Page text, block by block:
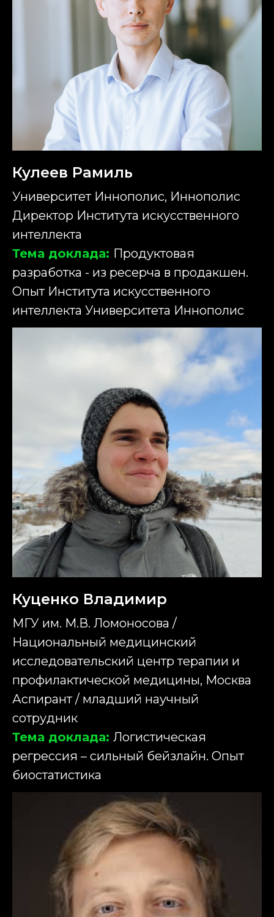
Кулеев Рамиль
Университет Иннополис, Иннополис
Директор Института искусственного
интеллекта
Тема доклада: Продуктовая
разработка - из ресерча в продакшен.
Опыт Института искусственного
интеллекта Университета Иннополис
Куценко Владимир
МГУ им. М.В. Ломоносова /
Национальный медицинский
исследовательский центр терапии и
профилактической медицины, Москва
Аспирант / младший научный
сотрудник
Тема доклада: Логистическая
регрессия – сильный бейзлайн. Опыт
биостатистика